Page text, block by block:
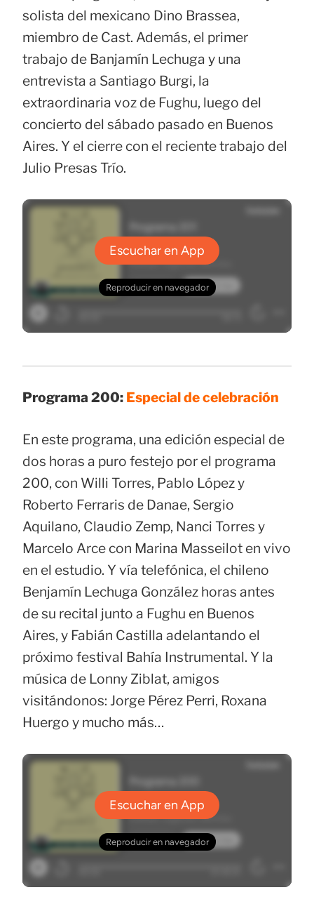
solista del mexicano Dino Brassea,
miembro de Cast. Además, el primer
trabajo de Banjamín Lechuga y una
entrevista a Santiago Burgi, la
extraordinaria voz de Fughu, luego del
concierto del sábado pasado en Buenos
Aires. Y el cierre con el reciente trabajo del
Julio Presas Trío.
Programa 200: Especial de celebración
En este programa, una edición especial de
dos horas a puro festejo por el programa
200, con Willi Torres, Pablo López y
Roberto Ferraris de Danae, Sergio
Aquilano, Claudio Zemp, Nanci Torres y
Marcelo Arce con Marina Masseilot en vivo
en el estudio. Y vía telefónica, el chileno
Benjamín Lechuga González horas antes
de su recital junto a Fughu en Buenos
Aires, y Fabián Castilla adelantando el
próximo festival Bahía Instrumental. Y la
música de Lonny Ziblat, amigos
visitándonos: Jorge Pérez Perri, Roxana
Huergo y mucho más…